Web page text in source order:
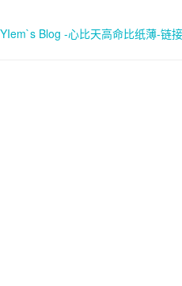
YIem`s Blog -心比天高命比纸薄-链